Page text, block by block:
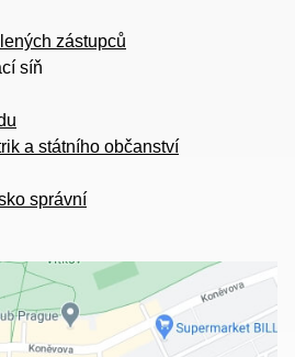
zástupců
síň
a státního občanství
správní